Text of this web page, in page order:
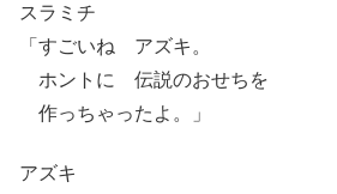
スラミチ
「すごいね アズキ。
ホントに 伝説のおせちを
作っちゃったよ。」
アズキ